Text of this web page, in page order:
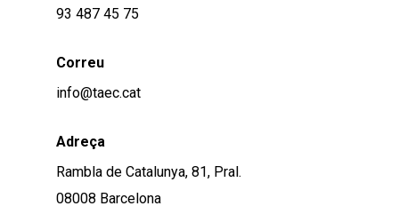
93 487 45 75
Correu
info@taec.cat
Adreça
Rambla de Catalunya, 81, Pral.
08008 Barcelona